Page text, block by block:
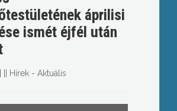
áprilisi
ismét éjfél után
Hírek - Aktuális